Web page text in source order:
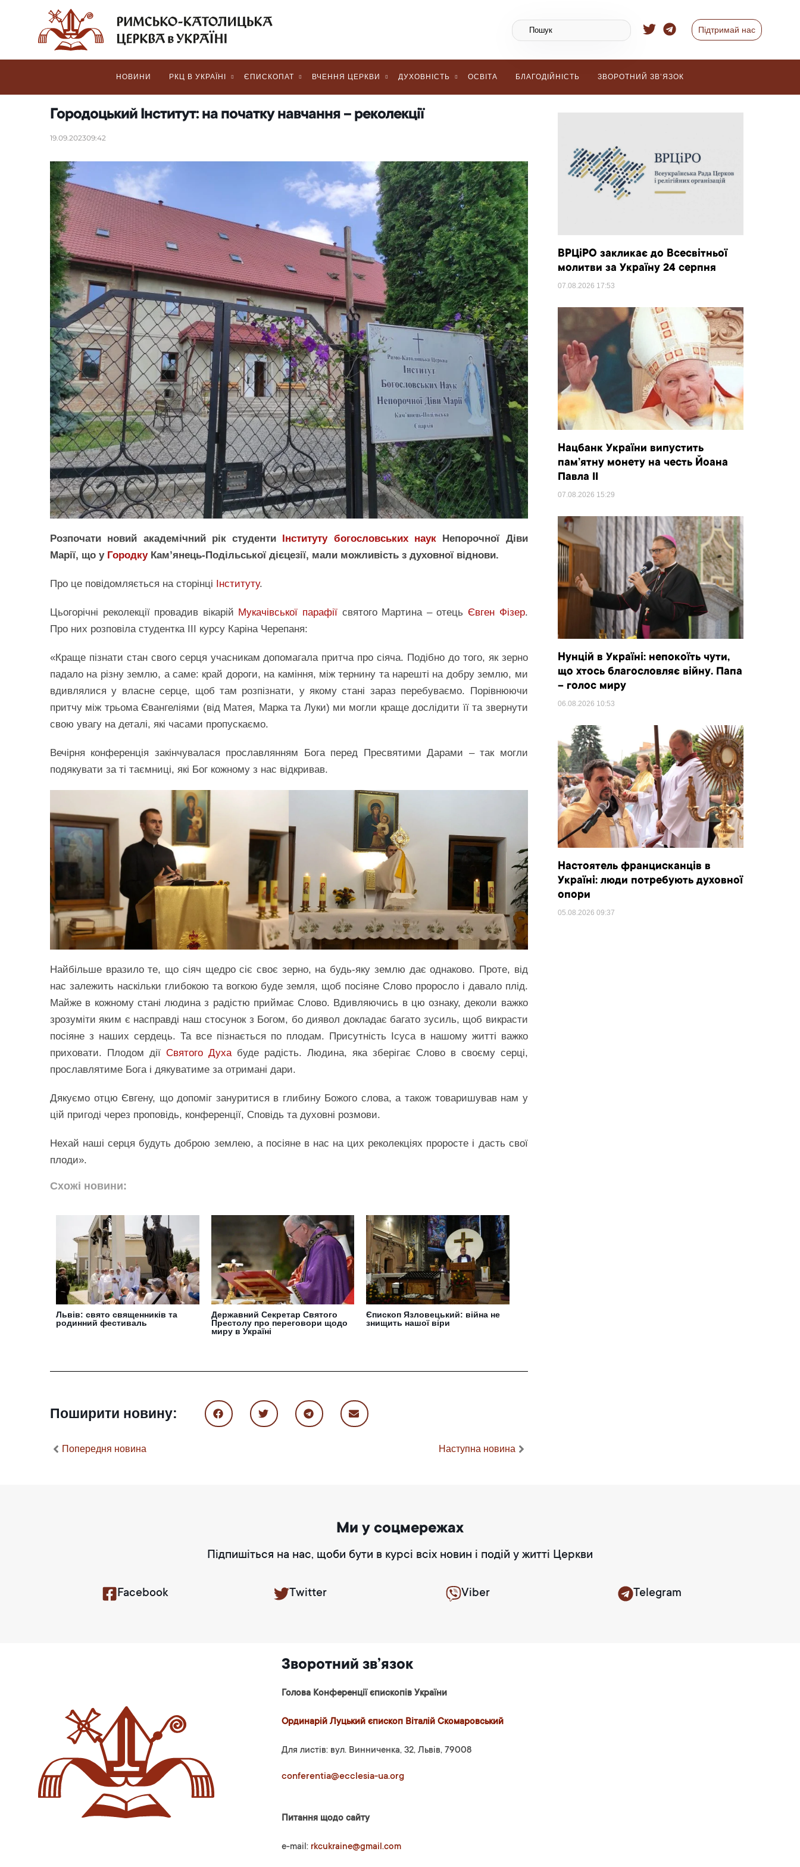
Підтримай нас
НОВИНИ РКЦ В УКРАЇНІ ЄПИСКОПАТ ВЧЕННЯ ЦЕРКВИ ДУХОВНІСТЬ ОСВІТА БЛАГОДІЙНІСТЬ ЗВОРОТНИЙ ЗВ’ЯЗОК
Городоцький Інститут: на початку навчання – реколекції
19.09.202309:42
Розпочати новий академічний рік студенти Інституту богословських наук Непорочної Діви
Марії, що у ГородкуКам’янець-Подільської дієцезії, мали можливість з духовної віднови.
Про це повідомляється на сторінці Інституту.
Цьогорічні реколекції провадив вікарій Мукачівської парафії святого Мартина – отецьЄвген Фізер.
Про них розповіла студентка ІІІ курсу Каріна Черепаня:
«Краще пізнати стан свого серця учасникам допомагала притча про сіяча. Подібно до того, як зерно
падало на різну землю, а саме: край дороги, на каміння, між тернину та нарешті на добру землю, ми
вдивлялися у власне серце, щоб там розпізнати, у якому стані зараз перебуваємо. Порівнюючи
притчу між трьома Євангеліями (від Матея, Марка та Луки) ми могли краще дослідити її та звернути
свою увагу на деталі, які часами пропускаємо.
Вечірня конференція закінчувалася прославлянням Бога перед Пресвятими Дарами – так могли
подякувати за ті таємниці, які Бог кожному з нас відкривав.
Найбільше вразило те, що сіяч щедро сіє своє зерно, на будь-яку землю дає однаково. Проте, від
нас залежить наскільки глибокою та вогкою буде земля, щоб посіяне Слово проросло і давало плід.
Майже в кожному стані людина з радістю приймає Слово. Вдивляючись в цю ознаку, деколи важко
зрозуміти яким є насправді наш стосунок з Богом, бо диявол докладає багато зусиль, щоб викрасти
посіяне з наших сердець. Та все пізнається по плодам. Присутність Ісуса в нашому житті важко
приховати. Плодом дії Святого Духабуде радість. Людина, яка зберігає Слово в своєму серці,
прославлятиме Бога і дякуватиме за отримані дари.
Дякуємо отцю Євгену, що допоміг зануритися в глибину Божого слова, а також товаришував нам у
цій пригоді через проповідь, конференції, Сповідь та духовні розмови.
Нехай наші серця будуть доброю землею, а посіяне в нас на цих реколекціях проросте і дасть свої
плоди».
Схожі новини:
Львів: свято священників та
родинний фестиваль
Державний Секретар Святого
Престолу про переговори щодо
миру в Україні
Єпископ Язловецький: війна не
знищить нашої віри
Поширити новину:
Попередня новина Наступна новина
ВРЦіРО закликає до Всесвітньої
молитви за Україну 24 серпня
07.08.2026 17:53
Нацбанк України випустить
пам’ятну монету на честь Йоана
Павла II
07.08.2026 15:29
Нунцій в Україні: непокоїть чути,
що хтось благословляє війну. Папа
– голос миру
06.08.2026 10:53
Настоятель францисканців в
Україні: люди потребують духовної
опори
05.08.2026 09:37
Ми у соцмережах
Підпишіться на нас, щоби бути в курсі всіх новин і подій у житті Церкви
Facebook Twitter Viber Telegram
Зворотний зв’язок
Голова Конференції єпископів України
Ординарій Луцький єпископ Віталій Скомаровський
Для листів: вул. Винниченка, 32, Львів, 79008
conferentia@ecclesia-ua.org
Питання щодо сайту
e-mail: rkcukraine@gmail.com